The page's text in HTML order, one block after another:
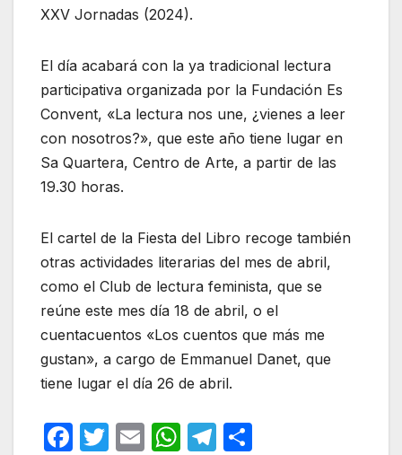
XXV Jornadas (2024).
El día acabará con la ya tradicional lectura
participativa organizada por la Fundación Es
Convent, «La lectura nos une, ¿vienes a leer
con nosotros?», que este año tiene lugar en
Sa Quartera, Centro de Arte, a partir de las
19.30 horas.
El cartel de la Fiesta del Libro recoge también
otras actividades literarias del mes de abril,
como el Club de lectura feminista, que se
reúne este mes día 18 de abril, o el
cuentacuentos «Los cuentos que más me
gustan», a cargo de Emmanuel Danet, que
tiene lugar el día 26 de abril.
F
T
E
W T